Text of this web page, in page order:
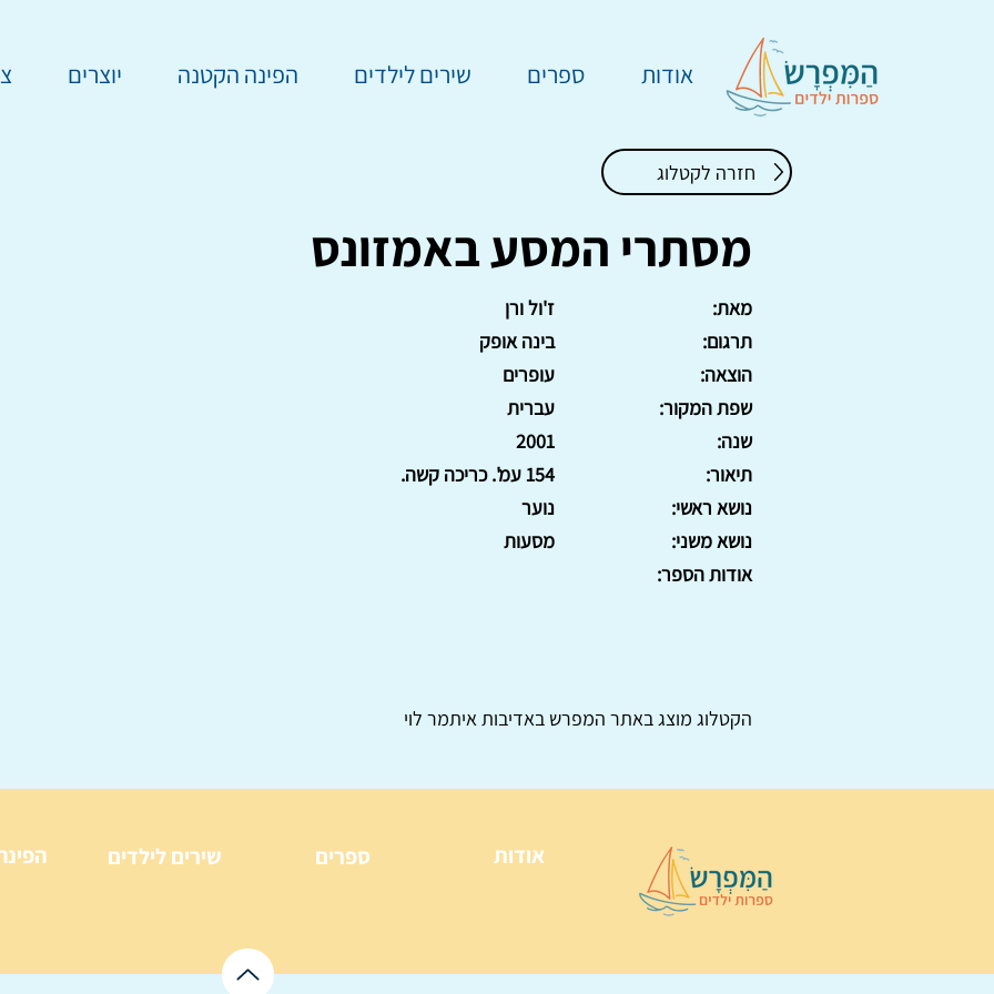
אודות ספרים שירים לילדים הפינה הקטנה יוצרים
חזרה לקטלוג
מסתרי המסע באמזונס
ז'ול ורן
מאת:
בינה אופק
תרגום:
עופרים
הוצאה:
עברית
שפת המקור:
2001
שנה:
154 עמ'. כריכה קשה.
תיאור:
נוער
נושא ראשי:
מסעות
נושא משני:
אודות הספר:
הקטלוג מוצג באתר המפרש באדיבות איתמר לוי
שירים לילדים ספרים אודות